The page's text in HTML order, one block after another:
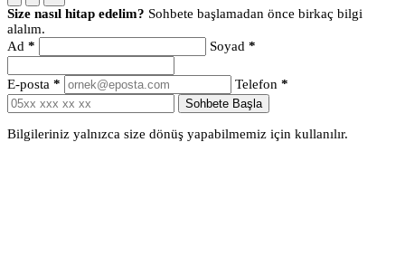
Size nasıl hitap edelim? Sohbete başlamadan önce birkaç bilgi
alalım.
Ad * Soyad *
E-posta * Telefon *
Sohbete Başla
Bilgileriniz yalnızca size dönüş yapabilmemiz için kullanılır.